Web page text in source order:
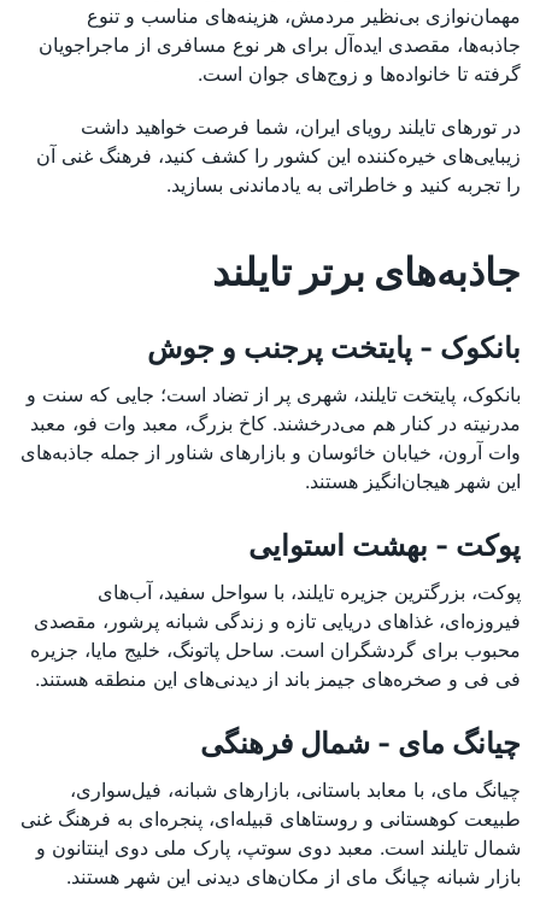
مهمان‌نوازی بی‌نظیر مردمش، هزینه‌های مناسب و تنوع
جاذبه‌ها، مقصدی ایده‌آل برای هر نوع مسافری از ماجراجویان
گرفته تا خانواده‌ها و زوج‌های جوان است.
در تورهای تایلند رویای ایران، شما فرصت خواهید داشت
زیبایی‌های خیره‌کننده این کشور را کشف کنید، فرهنگ غنی آن
را تجربه کنید و خاطراتی به یادماندنی بسازید.
جاذبه‌های برتر تایلند
بانکوک - پایتخت پرجنب و جوش
بانکوک، پایتخت تایلند، شهری پر از تضاد است؛ جایی که سنت و
مدرنیته در کنار هم می‌درخشند. کاخ بزرگ، معبد وات فو، معبد
وات آرون، خیابان خائوسان و بازارهای شناور از جمله جاذبه‌های
این شهر هیجان‌انگیز هستند.
پوکت - بهشت استوایی
پوکت، بزرگترین جزیره تایلند، با سواحل سفید، آب‌های
فیروزه‌ای، غذاهای دریایی تازه و زندگی شبانه پرشور، مقصدی
محبوب برای گردشگران است. ساحل پاتونگ، خلیج مایا، جزیره
فی فی و صخره‌های جیمز باند از دیدنی‌های این منطقه هستند.
چیانگ مای - شمال فرهنگی
چیانگ مای، با معابد باستانی، بازارهای شبانه، فیل‌سواری،
طبیعت کوهستانی و روستاهای قبیله‌ای، پنجره‌ای به فرهنگ غنی
شمال تایلند است. معبد دوی سوتپ، پارک ملی دوی اینتانون و
بازار شبانه چیانگ مای از مکان‌های دیدنی این شهر هستند.